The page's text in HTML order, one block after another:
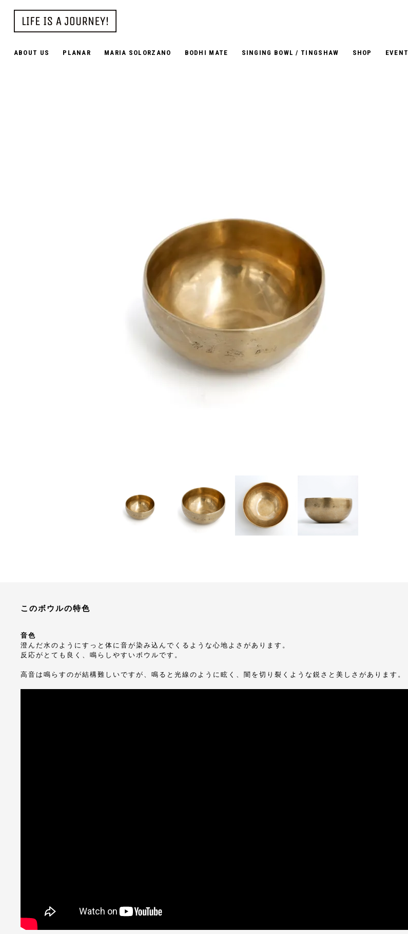
ABOUT US PLANAR MARIA SOLORZANO BODHI MATE SINGING BOWL / TINGSHAW SHOP EVENT
このボウルの特色
音色
澄んだ水のようにすっと体に音が染み込んでくるような心地よさがあります。
反応がとても良く、鳴らしやすいボウルです。
高音は鳴らすのが結構難しいですが、鳴ると光線のように眩く、闇を切り裂くような鋭さと美しさがあります。